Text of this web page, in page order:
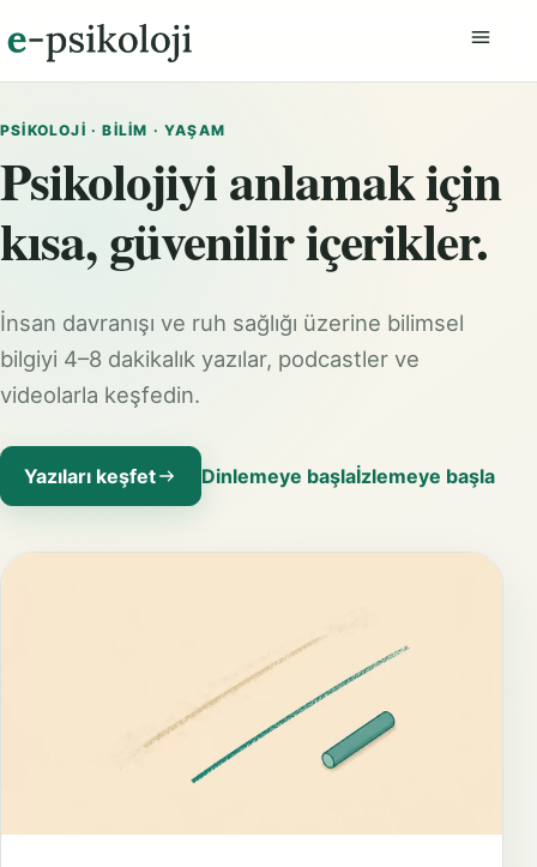
PSIKOLOJI · BILIM · YAŞAM
Psikolojiyi anlamak için
kısa, güvenilir içerikler.
İnsan davranışı ve ruh sağlığı üzerine bilimsel
bilgiyi 4–8 dakikalık yazılar, podcastler ve
videolarla keşfedin.
Yazıları keşfet Dinlemeye başlaİzlemeye başla